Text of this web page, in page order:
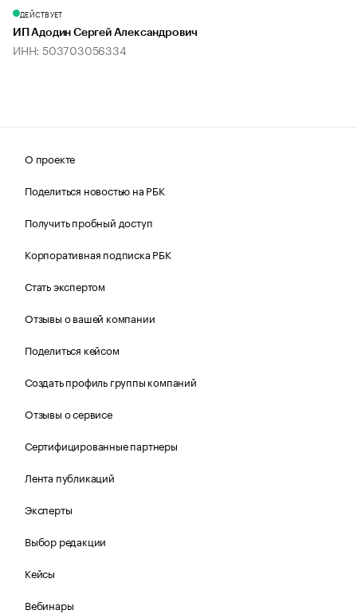
ДЕЙСТВУЕТ
ИП Адодин Сергей Александрович
ИНН: 503703056334
О проекте
Поделиться новостью на РБК
Получить пробный доступ
Корпоративная подписка РБК
Стать экспертом
Отзывы о вашей компании
Поделиться кейсом
Создать профиль группы компаний
Отзывы о сервисе
Сертифицированные партнеры
Лента публикаций
Эксперты
Выбор редакции
Кейсы
Вебинары